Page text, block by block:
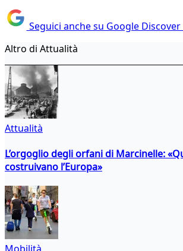
Seguici anche su Google
Altro di Attualità
Attualità
L’orgoglio degli orfani di Marcinelle:
costruivano l’Europa»